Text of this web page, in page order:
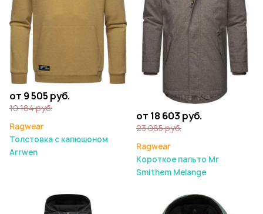
от 9 505 руб.
10 184 руб.
Ragwear
Толстовка с капюшоном
Arrwen
от 18 603 руб.
23 085 руб.
Ragwear
Короткое пальто Mr
Smithem Melange